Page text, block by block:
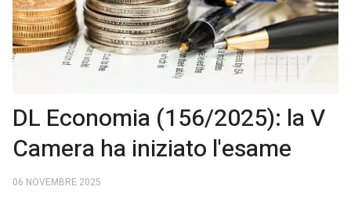
DL Economia (156/2025): la V
Camera ha iniziato l'esame
06 NOVEMBRE 2025